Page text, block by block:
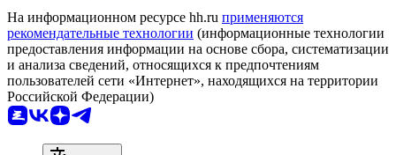
На информационном ресурсе hh.ru применяются
рекомендательные технологии (информационные технологии
предоставления информации на основе сбора, систематизации
и анализа сведений, относящихся к предпочтениям
пользователей сети «Интернет», находящихся на территории
Российской Федерации)